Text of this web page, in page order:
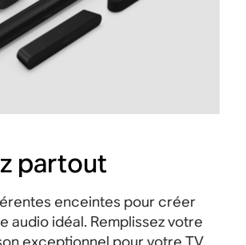
partout
enceintes pour créer
audio idéal. Remplissez votre